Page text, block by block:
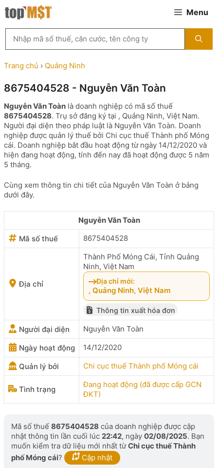
Chuyển
đến
Menu
kiếm
MST
theo
tên
ty,
người
đại
diện
hoặc
mã
số
thuế
...
Trang chủ › Quảng Ninh
8675404528 - Nguyễn Văn Toàn
Nguyễn Văn Toàn là doanh nghiệp có mã số thuế
8675404528. Trụ sở đăng ký tại , Quảng Ninh, Việt Nam.
Người đại diện theo pháp luật là Nguyễn Văn Toàn. Doanh
nghiệp được quản lý thuế bởi Chi cục thuế Thành phố Móng
cái. Doanh nghiệp bắt đầu hoạt động từ ngày 14/12/2020 và
hiện đang hoạt động, tính đến nay đã hoạt động được 5 năm
5 tháng.
Cùng xem thông tin chi tiết của Nguyễn Văn Toàn ở bảng
dưới đây.
Nguyễn Văn Toàn
Mã số thuế
8675404528
Địa chỉ
Thành Phố Móng Cái, Tỉnh Quảng
Ninh, Việt Nam
Địa chỉ mới:
, Quảng Ninh, Việt Nam
Thông tin xuất hóa đơn
Người đại diện Nguyễn Văn Toàn
Ngày hoạt động 14/12/2020
Quản lý bởi Chi cục thuế Thành phố Móng cái
Tình trạng
Đang hoạt động (đã được cấp GCN
ĐKT)
Mã số thuế 8675404528 của doanh nghiệp được cập
nhật thông tin lần cuối lúc 22:42, ngày 02/08/2025. Bạn
muốn kiểm tra dữ liệu mới nhất từChi cục thuế Thành
phố Móng cái? Cập nhật